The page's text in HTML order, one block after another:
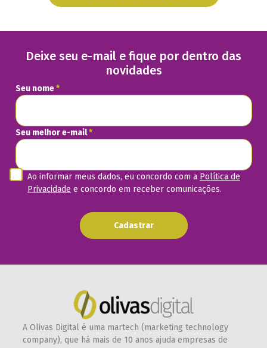
Deixe seu e-mail e fique por dentro das
novidades
Seu nome*
Seu melhor e-mail*
Ao informar meus dados, eu concordo com a Política de
Privacidade e concordo em receber comunicações.
Cadastrar
A Olivas Digital é uma martech (marketing technology
company), que há mais de 10 anos ajuda empresas de